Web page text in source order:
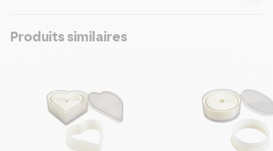
Produits similaires